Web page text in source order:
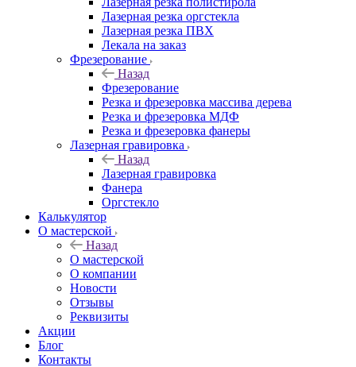
Лазерная резка оргстекла
Лазерная резка ПВХ
Лекала на заказ
Фрезерование
Назад
Фрезерование
Резка и фрезеровка массива дерева
Резка и фрезеровка МДФ
Резка и фрезеровка фанеры
Лазерная гравировка
Назад
Лазерная гравировка
Фанера
Орг­стек­ло
Калькулятор
О мастерской
Назад
О мастерской
О компании
Новости
Отзывы
Реквизиты
Акции
Блог
Контакты